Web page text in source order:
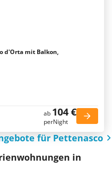
d'Orta mit Balkon,
ab 104 €
perNight
für Pettenasco
in